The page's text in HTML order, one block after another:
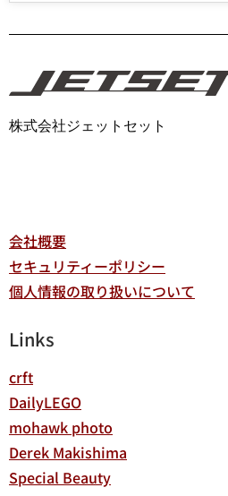
株式会社ジェットセット
会社概要
セキュリティーポリシー
個人情報の取り扱いについて
Links
crft
DailyLEGO
mohawk photo
Derek Makishima
Special Beauty